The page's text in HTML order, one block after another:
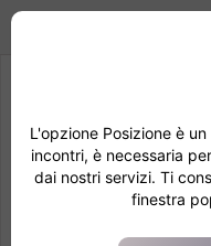
Accettando di essere
più rapidamente e il tuo
membri
L'opzione Posizione è
incontri, è necessaria
dai nostri servizi. Ti
finestra